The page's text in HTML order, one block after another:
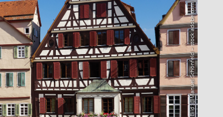
Bild: @Manuel Schönfeld – stock.adobe.com